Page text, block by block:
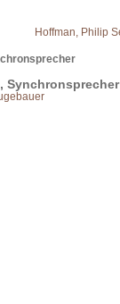
Hoffman, Philip
Synchronsprecher